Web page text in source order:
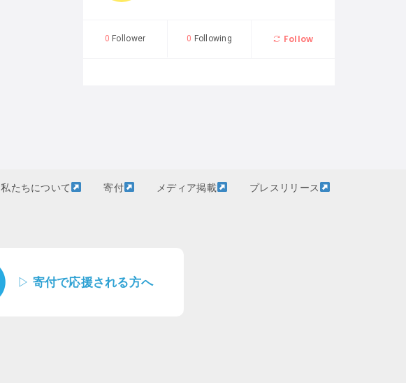
0 Follower 0 Following Follow
私たちについて 寄付 メディア掲載 プレスリリース
▷ 寄付で応援される方へ